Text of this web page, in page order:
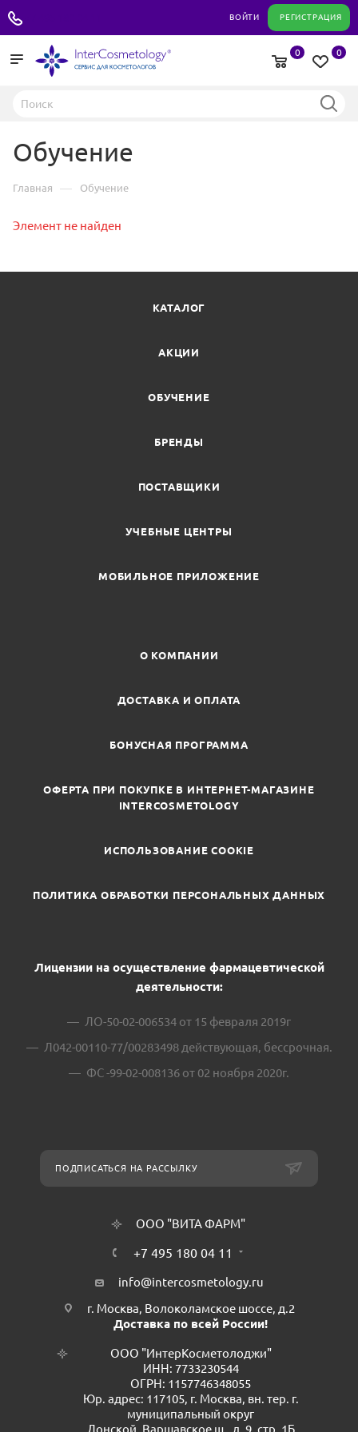
ВОЙТИ РЕГИСТРАЦИЯ
0
0
Обучение
Главная — Обучение
Элемент не найден
КАТАЛОГ
АКЦИИ
ОБУЧЕНИЕ
БРЕНДЫ
ПОСТАВЩИКИ
УЧЕБНЫЕ ЦЕНТРЫ
МОБИЛЬНОЕ ПРИЛОЖЕНИЕ
О КОМПАНИИ
ДОСТАВКА И ОПЛАТА
БОНУСНАЯ ПРОГРАММА
ОФЕРТА ПРИ ПОКУПКЕ В ИНТЕРНЕТ-МАГАЗИНЕ
INTERCOSMETOLOGY
ИСПОЛЬЗОВАНИЕ COOKIE
ПОЛИТИКА ОБРАБОТКИ ПЕРСОНАЛЬНЫХ ДАННЫХ
Лицензии на осуществление фармацевтической
деятельности:
ЛО-50-02-006534 от 15 февраля 2019г
Л042-00110-77/00283498 действующая, бессрочная.
ФС -99-02-008136 от 02 ноября 2020г.
ПОДПИСАТЬСЯ НА РАССЫЛКУ
ООО "ВИТА ФАРМ"
+7 495 180 04 11
info@intercosmetology.ru
г. Москва, Волоколамское шоссе, д.2
Доставка по всей России!
ООО "ИнтерКосметолоджи"
ИНН: 7733230544
ОГРН: 1157746348055
Юр. адрес: 117105, г. Москва, вн. тер. г.
муниципальный округ
Донской, Варшавское ш., д. 9, стр. 1Б